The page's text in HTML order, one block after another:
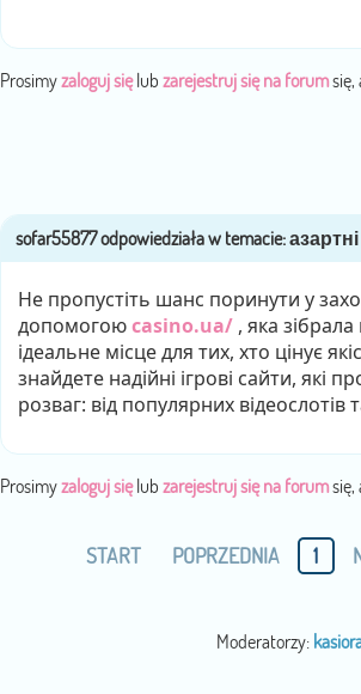
Prosimyzaloguj sięlub zarejestruj się na forumsię,
Не пропустіть шанс поринути у
допомогоюcasino.ua/, яка
ідеальне місце для тих, хто цінує
знайдете надійні ігрові сайти,
розваг: від популярних
Prosimyzaloguj sięlub zarejestruj się na forumsię,
START POPRZEDNIA 1
Moderatorzy: